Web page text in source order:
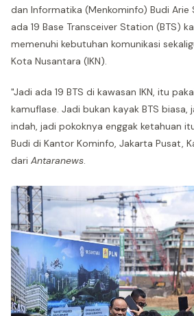
dan Informatika (Menkominfo) Budi Arie
ada 19 Base Transceiver Station (BTS)
memenuhi kebutuhan komunikasi
Kota Nusantara (IKN).
"Jadi ada 19 BTS di kawasan IKN, itu
kamuflase. Jadi bukan kayak BTS
indah, jadi pokoknya enggak ketahuan
Budi di Kantor Kominfo, Jakarta Pusat,
dari Antaranews.